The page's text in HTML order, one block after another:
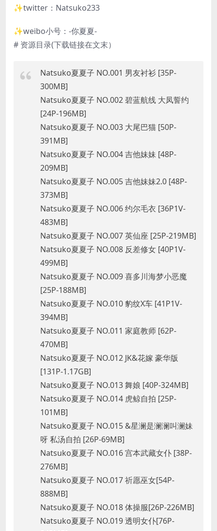
✨twitter：Natsuko233
✨weibo小号：-你夏夏-
# 资源目录(下载链接在文末）
Natsuko夏夏子 NO.001 男友衬衫 [35P-
300MB]
Natsuko夏夏子 NO.002 碧蓝航线 大凤誓约
[24P-196MB]
Natsuko夏夏子 NO.003 大尾巴猫 [50P-
391MB]
Natsuko夏夏子 NO.004 吉他妹妹 [48P-
209MB]
Natsuko夏夏子 NO.005 吉他妹妹2.0 [48P-
373MB]
Natsuko夏夏子 NO.006 约尔毛衣 [36P1V-
483MB]
Natsuko夏夏子 NO.007 英仙座 [25P-219MB]
Natsuko夏夏子 NO.008 反差修女 [40P1V-
499MB]
Natsuko夏夏子 NO.009 喜多川海梦小恶魔
[25P-188MB]
Natsuko夏夏子 NO.010 豹纹X车 [41P1V-
394MB]
Natsuko夏夏子 NO.011 家庭教师 [62P-
470MB]
Natsuko夏夏子 NO.012 JK&花嫁 豪华版
[131P-1.17GB]
Natsuko夏夏子 NO.013 舞娘 [40P-324MB]
Natsuko夏夏子 NO.014 虎鲸自拍 [25P-
101MB]
Natsuko夏夏子 NO.015 &星澜是澜澜叫澜妹
呀 私汤自拍 [26P-69MB]
Natsuko夏夏子 NO.016 宫本武藏女仆 [38P-
276MB]
Natsuko夏夏子 NO.017 祈愿巫女[54P-
888MB]
Natsuko夏夏子 NO.018 体操服[26P-226MB]
Natsuko夏夏子 NO.019 透明女仆[76P-